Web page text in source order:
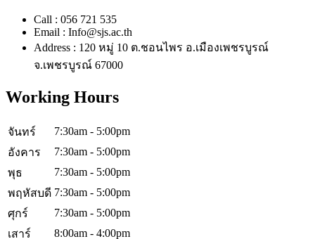
Call : 056 721 535
Email : Info@sjs.ac.th
Address : 120 หมู่ 10 ต.ชอนไพร อ.เมืองเพชรบูรณ์
จ.เพชรบูรณ์ 67000
Working Hours
จันทร์
7:30am - 5:00pm
อังคาร
7:30am - 5:00pm
พุธ
7:30am - 5:00pm
พฤหัสบดี 7:30am - 5:00pm
ศุกร์
7:30am - 5:00pm
เสาร์
8:00am - 4:00pm